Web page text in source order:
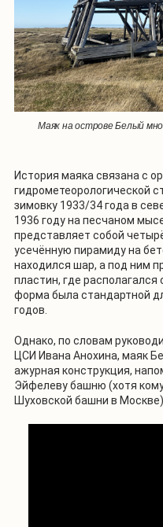
Маяк на острове Белый
История маяка связана с
гидрометеорологической
зимовку 1933/34 года в
1936 году на песчаном
представляет собой
усечённую пирамиду на
находился шар, а под ним
пластин, где
форма была стандартной
годов.
Однако, по словам
ЦСИ Ивана Анохина, маяк
ажурная конструкция,
Эйфелеву башню (хотя
Шуховской башни в Москве).